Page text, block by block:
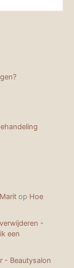
op Hoe
-
een
- Beautysalon